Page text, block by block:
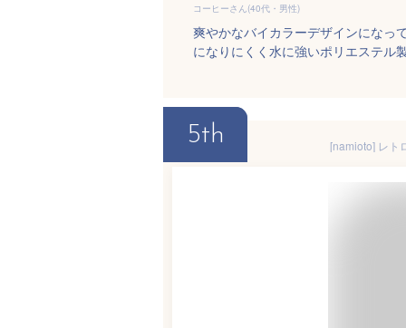
コーヒーさん(40代・男性)
爽やかなバイカラーデザインになっ
になりにくく水に強いポリエステル
5th [namioto] レト